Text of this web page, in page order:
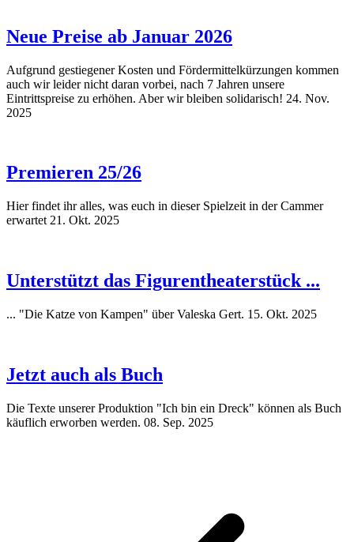
Neue Preise ab Januar 2026
Aufgrund gestiegener Kosten und Fördermittelkürzungen kommen
auch wir leider nicht daran vorbei, nach 7 Jahren unsere
Eintrittspreise zu erhöhen. Aber wir bleiben solidarisch! 24. Nov.
2025
Premieren 25/26
Hier findet ihr alles, was euch in dieser Spielzeit in der Cammer
erwartet 21. Okt. 2025
Unterstützt das Figurentheaterstück ...
... "Die Katze von Kampen" über Valeska Gert. 15. Okt. 2025
Jetzt auch als Buch
Die Texte unserer Produktion "Ich bin ein Dreck" können als Buch
käuflich erworben werden. 08. Sep. 2025